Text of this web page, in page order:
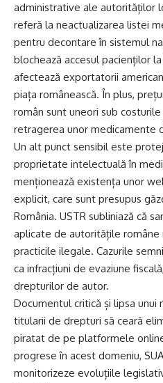
administrative ale autorităților
referă la neactualizarea listei
pentru decontare în sistemul
blochează accesul pacienților
afectează exportatorii
piața românească. În plus,
român sunt uneori sub
retragerea unor medicamente
Un alt punct sensibil este
proprietate intelectuală în
menționează existența unor
explicit, care sunt presupus
România. USTR subliniază că
aplicate de autoritățile române
practicile ilegale. Cazurile
ca infracțiuni de evaziune
drepturilor de autor.
Documentul critică și lipsa unui
titularii de drepturi să ceară
piratat de pe platformele
progrese în acest domeniu,
monitorizeze evoluțiile